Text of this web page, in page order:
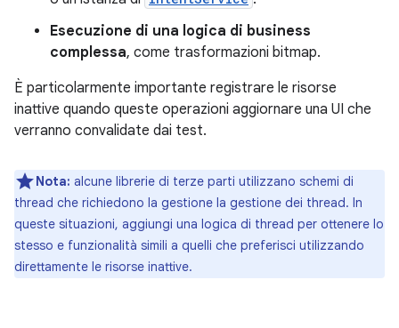
Esecuzione di una logica di business
complessa, come trasformazioni bitmap.
È particolarmente importante registrare le risorse
inattive quando queste operazioni aggiornare una UI che
verranno convalidate dai test.
Nota: alcune librerie di terze parti utilizzano schemi di
thread che richiedono la gestione la gestione dei thread. In
queste situazioni, aggiungi una logica di thread per ottenere lo
stesso e funzionalità simili a quelli che preferisci utilizzando
direttamente le risorse inattive.